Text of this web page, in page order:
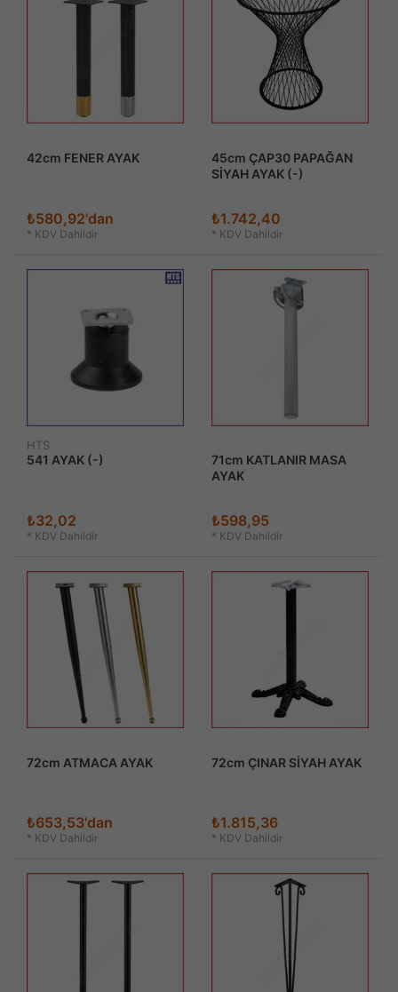
42cm FENER AYAK
₺580,92'dan
* KDV Dahildir
45cm ÇAP30 PAPAĞAN
SİYAH AYAK (-)
₺1.742,40
* KDV Dahildir
HTS
541 AYAK (-)
₺32,02
* KDV Dahildir
71cm KATLANIR MASA
AYAK
₺598,95
* KDV Dahildir
72cm ATMACA AYAK
₺653,53'dan
* KDV Dahildir
72cm ÇINAR SİYAH AYAK
₺1.815,36
* KDV Dahildir